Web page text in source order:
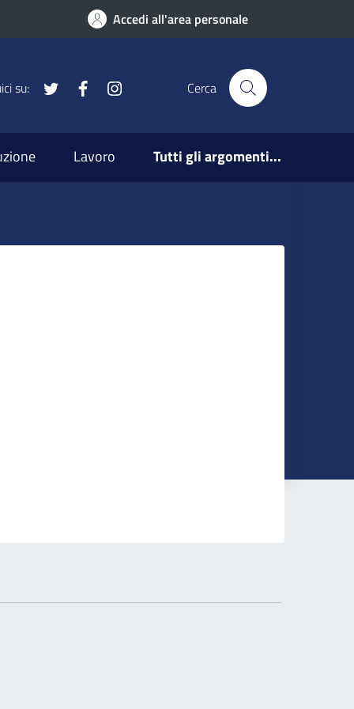
Accedi all'area personale
su: Facebook Cerca
Lavoro Tutti gli argomenti...